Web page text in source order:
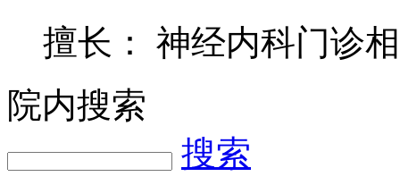
擅长： 神经内科门诊
院内搜索
搜索